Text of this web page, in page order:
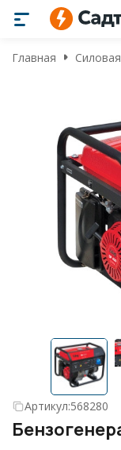
Главная
Артикул:568280